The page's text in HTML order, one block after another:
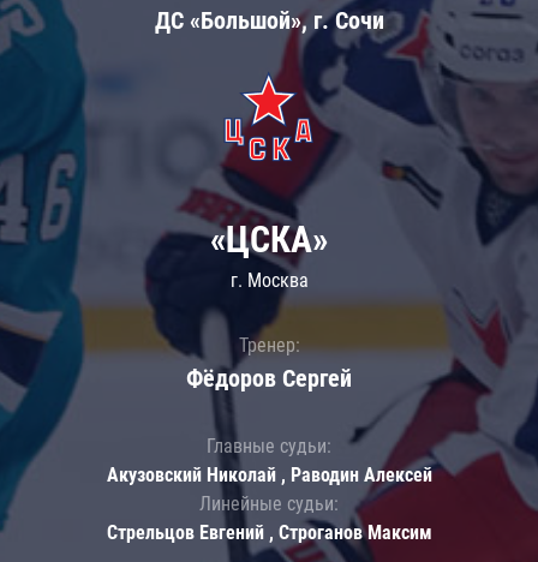
ДС «Большой», г. Сочи
«ЦСКА»
г. Москва
Тренер:
Фёдоров Сергей
Главные судьи:
Акузовский Николай , Раводин Алексей
Линейные судьи:
Стрельцов Евгений , Строганов Максим